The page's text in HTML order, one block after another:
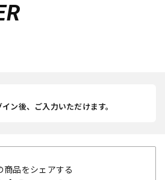
ン後、ご入力いただけます。
商品をシェアする